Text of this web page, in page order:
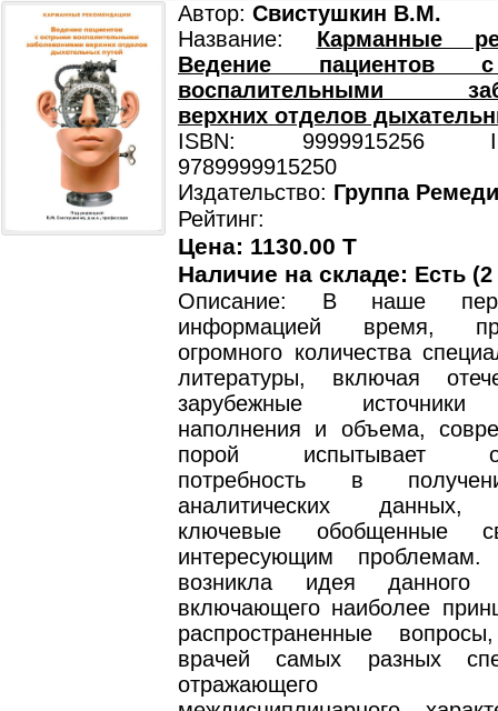
Автор: Свистушкин В.М.
Название: Карманные
Ведение пациентов
воспалительными
верхних отделов
ISBN: 9999915256
9789999915250
Издательство: Группа
Рейтинг:
Цена: 1130.00 T
Наличие на складе: Есть
Описание: В наше
информацией время,
огромного количества
литературы, включая
зарубежные источники
наполнения и объема,
порой испытывает
потребность в
аналитических данных,
ключевые обобщенные
интересующим
возникла идея данного
включающего наиболее
распространенные
врачей самых разных
отражающего